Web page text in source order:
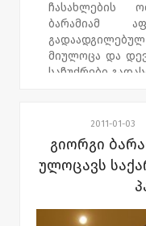
ჩასახლების
ბარამიამ
მიულოცა და
საჩუქრები
სამარინელი
დევნილ
მასშტაბით
„ჩვენ
მივულოცეთ.
2011-01-03
გიორგი
ულოცავს